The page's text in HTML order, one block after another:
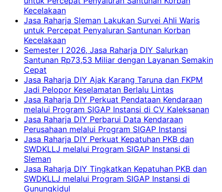
Kecelakaan
Jasa Raharja Sleman Lakukan Survei Ahli Waris
untuk Percepat Penyaluran Santunan Korban
Kecelakaan
Semester I 2026, Jasa Raharja DIY Salurkan
Santunan Rp73,53 Miliar dengan Layanan Semakin
Cepat
Jasa Raharja DIY Ajak Karang Taruna dan FKPM
Jadi Pelopor Keselamatan Berlalu Lintas
Jasa Raharja DIY Perkuat Pendataan Kendaraan
melalui Program SIGAP Instansi di CV Kaleksanan
Jasa Raharja DIY Perbarui Data Kendaraan
Perusahaan melalui Program SIGAP Instansi
Jasa Raharja DIY Perkuat Kepatuhan PKB dan
SWDKLLJ melalui Program SIGAP Instansi di
Sleman
Jasa Raharja DIY Tingkatkan Kepatuhan PKB dan
SWDKLLJ melalui Program SIGAP Instansi di
Gunungkidul